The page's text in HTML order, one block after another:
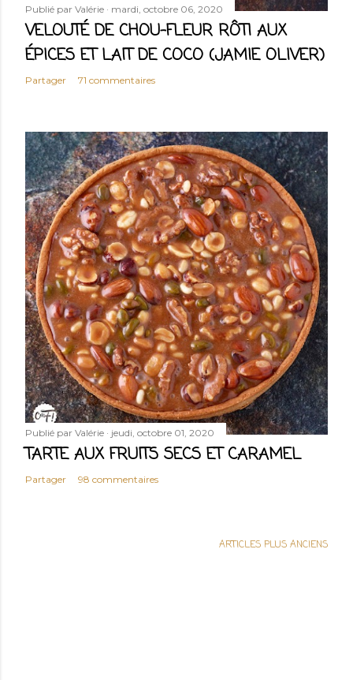
Publié par Valérie mardi, octobre 06, 2020
VELOUTÉ DE CHOU-FLEUR RÔTI AUX
ÉPICES ET LAIT DE COCO (JAMIE OLIVER)
Partager 71 commentaires
Publié par Valérie jeudi, octobre 01, 2020
TARTE AUX FRUITS SECS ET CARAMEL
Partager 98 commentaires
ARTICLES PLUS ANCIENS